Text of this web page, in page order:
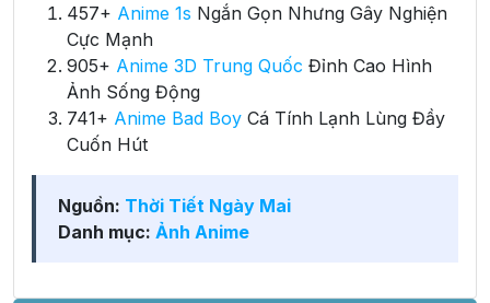
457+ Anime 1s Ngắn Gọn Nhưng Gây Nghiện
Cực Mạnh
905+ Anime 3D Trung Quốc Đỉnh Cao Hình
Ảnh Sống Động
741+ Anime Bad Boy Cá Tính Lạnh Lùng Đầy
Cuốn Hút
Nguồn: Thời Tiết Ngày Mai
Danh mục: Ảnh Anime